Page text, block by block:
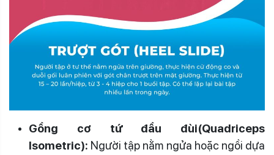
Gồng cơ tứ đầu đùi(Quadriceps
Isometric): Người tập nằm ngửa hoặc ngồi dựa